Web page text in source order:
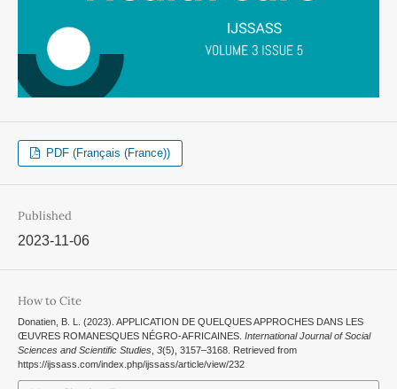
PDF (Français (France))
Published
2023-11-06
How to Cite
Donatien, B. L. (2023). APPLICATION DE QUELQUES APPROCHES DANS LES
ŒUVRES ROMANESQUES NÉGRO-AFRICAINES. International Journal of Social
Sciences and Scientific Studies, 3(5), 3157–3168. Retrieved from
https://ijssass.com/index.php/ijssass/article/view/232